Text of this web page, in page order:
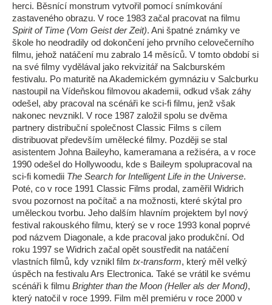
herci. Běsnící monstrum vytvořil pomocí snímkování
zastaveného obrazu. V roce 1983 začal pracovat na filmu
Spirit of Time (Vom Geist der Zeit). Ani špatné známky ve
škole ho neodradily od dokončení jeho prvního celovečerního
filmu, jehož natáčení mu zabralo 14 měsíců. V tomto období si
na své filmy vydělával jako rekvizitář na Salcburském
festivalu. Po maturitě na Akademickém gymnáziu v Salcburku
nastoupil na Vídeňskou filmovou akademii, odkud však záhy
odešel, aby pracoval na scénáři ke sci-fi filmu, jenž však
nakonec nevznikl. V roce 1987 založil spolu se dvěma
partnery distribuční společnost Classic Films s cílem
distribuovat především umělecké filmy. Později se stal
asistentem Johna Baileyho, kameramana a režiséra, a v roce
1990 odešel do Hollywoodu, kde s Baileym spolupracoval na
sci-fi komedii The Search for Intelligent Life in the Universe.
Poté, co v roce 1991 Classic Films prodal, zaměřil Widrich
svou pozornost na počítač a na možnosti, které skýtal pro
uměleckou tvorbu. Jeho dalším hlavním projektem byl nový
festival rakouského filmu, který se v roce 1993 konal poprvé
pod názvem Diagonale, a kde pracoval jako produkční. Od
roku 1997 se Widrich začal opět soustředit na natáčení
vlastních filmů, kdy vznikl film tx-transform, který měl velký
úspěch na festivalu Ars Electronica. Také se vrátil ke svému
scénáři k filmu Brighter than the Moon (Heller als der Mond),
který natočil v roce 1999. Film měl premiéru v roce 2000 v